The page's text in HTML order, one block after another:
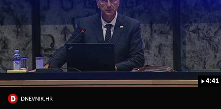
4:41
DNEVNIK.HR